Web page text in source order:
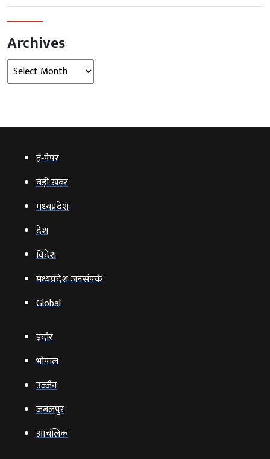
Archives
Archives
ई‑पेपर
बड़ी खबर
मध्‍यप्रदेश
देश
विदेश
मध्यप्रदेश जनसंपर्क
Global
इंदौर
भोपाल
उज्‍जैन
जबलपुर
आचंलिक